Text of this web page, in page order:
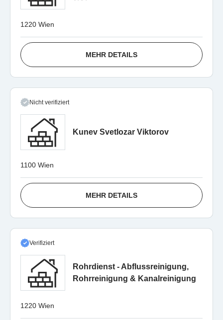
1220 Wien
MEHR DETAILS
Nicht verifiziert
Kunev Svetlozar Viktorov
1100 Wien
MEHR DETAILS
Verifiziert
Rohrdienst - Abflussreinigung,
Rohrreinigung & Kanalreinigung
1220 Wien